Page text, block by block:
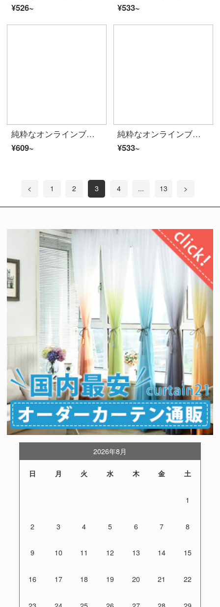
¥526~
¥533~
純粋なオンラインブランドA 21夏には2020レディスフを新着しています。ファッションストライプがゆったりと折り襟Tシャッツ半袖ポロシャツのショートモデルF 42231065/84 A/M
¥609~
純粋なオンラインブランドA 21夏には、2020レディ・スーフファッション白い上着のゆったりとしたラウンドカラーTシャッツ女性のパンチング半袖の服F 42231062特白150/76 A/XS
¥533~
< 1 2 3 4 ... 13 >
2026年8月
日 月 火 水 木 金 土
1
2 3 4 5 6 7 8
9 10 11 12 13 14 15
16 17 18 19 20 21 22